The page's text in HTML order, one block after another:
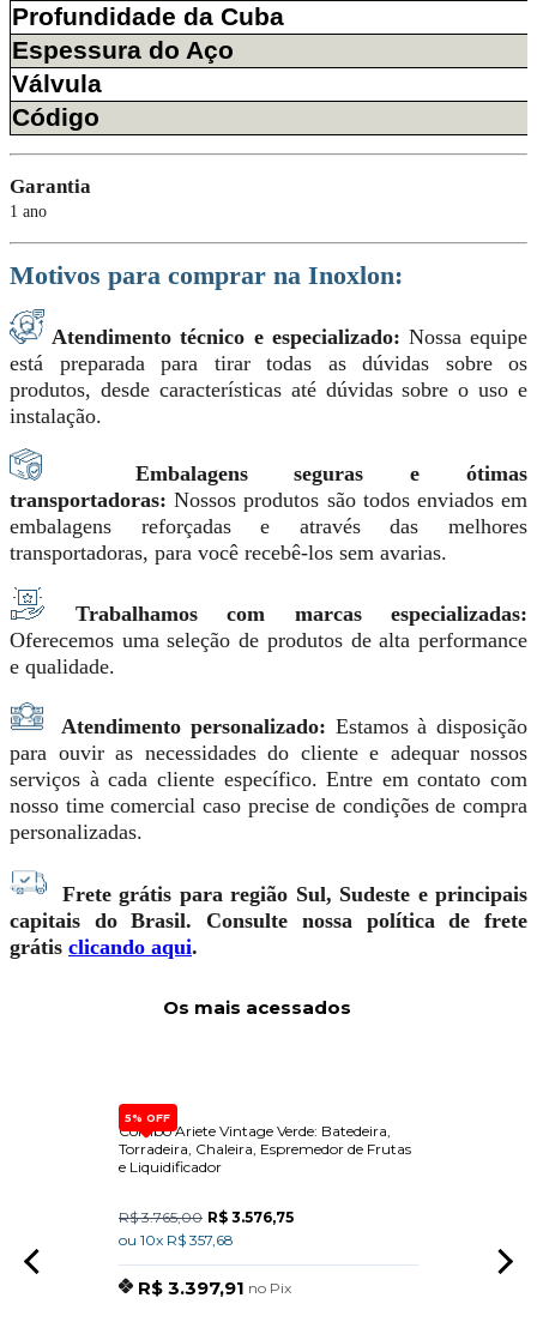
Profundidade da Cuba
Espessura do Aço
Válvula
Código
Garantia
1 ano
Motivos para comprar na Inoxlon:
Atendimento técnico e especializado: Nossa equipe
está preparada para tirar todas as dúvidas sobre os
produtos, desde características até dúvidas sobre o uso e
instalação.
Embalagens seguras e ótimas
transportadoras:Nossos produtos são todos enviados em
embalagens reforçadas e através das melhores
transportadoras, para você recebê-los sem avarias.
Trabalhamos com marcas especializadas:
Oferecemos uma seleção de produtos de alta performance
e qualidade.
Atendimento personalizado: Estamos à disposição
para ouvir as necessidades do cliente e adequar nossos
serviços à cada cliente específico. Entre em contato com
nosso time comercial caso precise de condições de compra
personalizadas.
Frete grátis para região Sul, Sudeste e principais
capitais do Brasil. Consulte nossa política de frete
grátis clicando aqui.
Os mais acessados
5% OFF
Combo Ariete Vintage Verde: Batedeira,
Torradeira, Chaleira, Espremedor de Frutas
e Liquidificador
R$ 3.765,00 R$ 3.576,75
ou 10x R$ 357,68
R$ 3.397,91 no Pix